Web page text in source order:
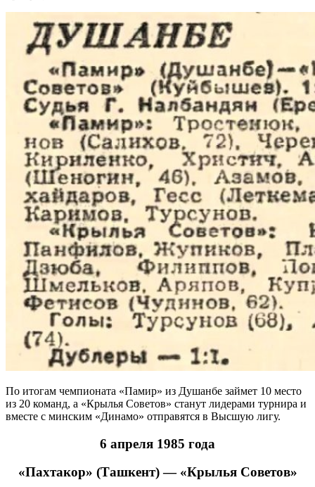
По итогам чемпионата «Памир» из Душанбе займет 10 место
из 20 команд, а «Крылья Советов» станут лидерами турнира и
вместе с минским «Динамо» отправятся в Высшую лигу.
6 апреля 1985 года
«Пахтакор» (Ташкент) — «Крылья Советов»